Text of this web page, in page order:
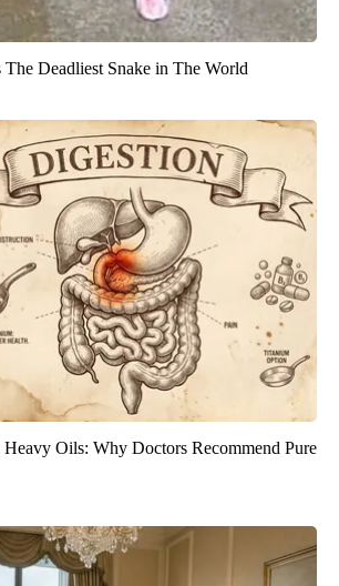
Deadliest Snake in The World
Oils: Why Doctors Recommend Pure